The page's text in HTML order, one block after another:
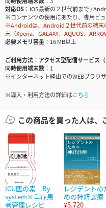
対応OS
iOS最新の２世代前まで /
※コンテンツの使用にあたり、専用ビ
※Androidは、Android２世代前の端末
末（Xperia、GALAXY、AQUOS、
必要メモリ容量
16 MB以上
ご利用方法
アクセス型配信サービス（
同時使用端末数
1
※インターネット経由でのWEBブラウ
※導入・利用方法の詳細はこちら
この商品を買った人は、
ICU医の素 By
system×重症患
者管理レシピ
レジデントの
めの神経診療
¥5,720